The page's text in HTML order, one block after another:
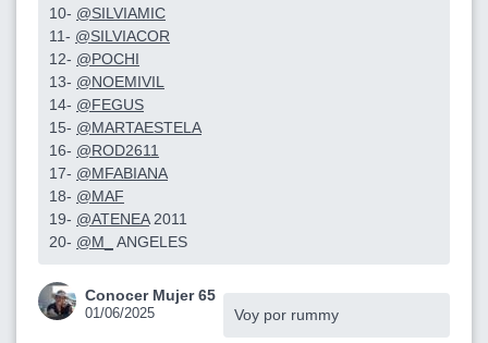
10- @SILVIAMIC
11- @SILVIACOR
12- @POCHI
13- @NOEMIVIL
14- @FEGUS
15- @MARTAESTELA
16- @ROD2611
17- @MFABIANA
18- @MAF
19- @ATENEA2011
20- @M_ ANGELES
Conocer Mujer 65
01/06/2025 Voy por rummy